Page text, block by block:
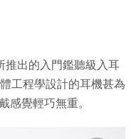
推出的入門鑑聽級入耳
工程學設計的耳機甚為
感覺輕巧無重。